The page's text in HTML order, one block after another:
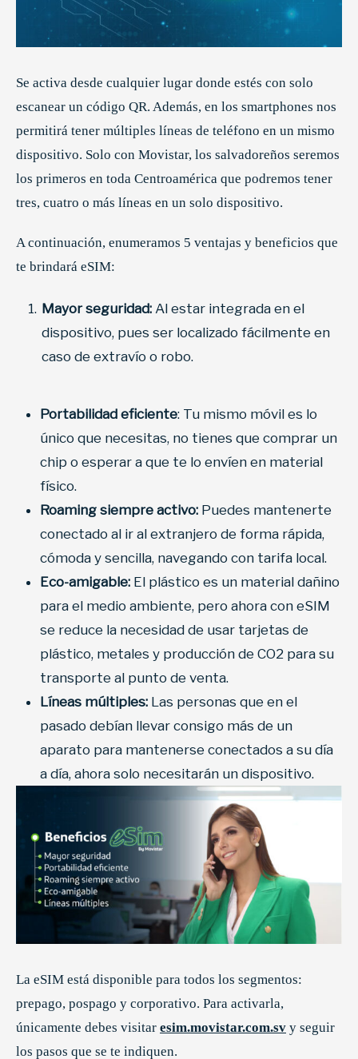
Se activa desde cualquier lugar donde estés con solo
escanear un código QR. Además, en los smartphones nos
permitirá tener múltiples líneas de teléfono en un mismo
dispositivo. Solo con Movistar, los salvadoreños seremos
los primeros en toda Centroamérica que podremos tener
tres, cuatro o más líneas en un solo dispositivo.
A continuación, enumeramos 5 ventajas y beneficios que
te brindará eSIM:
Mayor seguridad: Al estar integrada en el
dispositivo, pues ser localizado fácilmente en
caso de extravío o robo.
Portabilidad eficiente: Tu mismo móvil es lo
único que necesitas, no tienes que comprar un
chip o esperar a que te lo envíen en material
físico.
Roaming siempre activo: Puedes mantenerte
conectado al ir al extranjero de forma rápida,
cómoda y sencilla, navegando con tarifa local.
Eco-amigable: El plástico es un material dañino
para el medio ambiente, pero ahora con eSIM
se reduce la necesidad de usar tarjetas de
plástico, metales y producción de CO2 para su
transporte al punto de venta.
Líneas múltiples: Las personas que en el
pasado debían llevar consigo más de un
aparato para mantenerse conectados a su día
a día, ahora solo necesitarán un dispositivo.
La eSIM está disponible para todos los segmentos:
prepago, pospago y corporativo. Para activarla,
únicamente debes visitar esim.movistar.com.sv y seguir
los pasos que se te indiquen.